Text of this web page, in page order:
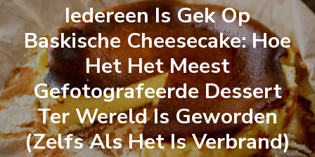
Iedereen Is Gek Op
Baskische Cheesecake: Hoe
Het Het Meest
Gefotografeerde Dessert
Ter Wereld Is Geworden
(zelfs Als Het Is Verbrand)